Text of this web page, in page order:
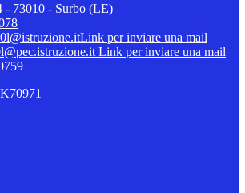
- 73010 - Surbo (LE)
Link per inviare una mail
Link per inviare una mail